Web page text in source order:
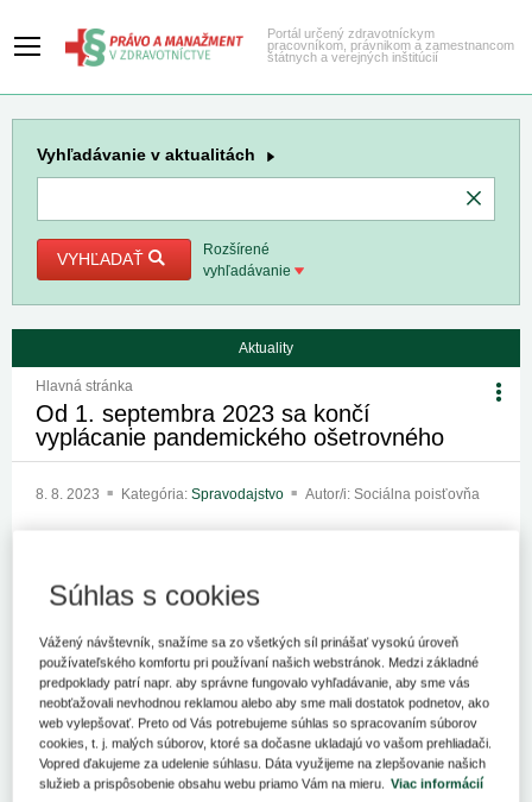
Portál určený zdravotníckym
pracovníkom, právnikom a zamestnancom
štátnych a verejných inštitúcií
Vyhľadávanie v aktualitách
VYHĽADAŤ
Rozšírené
vyhľadávanie
Aktuality
Hlavná stránka
Od 1. septembra 2023 sa končí
vyplácanie pandemického ošetrovného
8. 8. 2023 Kategória: Spravodajstvo Autor/i: Sociálna poisťovňa
prestane túto dávku vyplácať. Zrušenie pandemického
ošetrovného znamená, že od 1. septembra 2023 bude Sociálna
alebo starostlivosti o dieťa v rozsahu maximálne 14 dní pri
jednej potrebe ošetrovania/starostlivosti. Pri každej potrebe
ošetrovania/starostlivosti sa bude nanovo posudzovať nárok
na dávku, čiže sa ruší reťazenie ošetrovného uplatňované pri
pandemickom ošetrovnom.
Súčasne sa užnebudúpoužívať tlačiváŽiadosť o ošetrovné
Súhlas s cookies
Vážený návštevník, snažíme sa zo všetkých síl prinášať vysokú úroveň
používateľského komfortu pri používaní našich webstránok. Medzi základné
predpoklady patrí napr. aby správne fungovalo vyhľadávanie, aby sme vás
neobťažovali nevhodnou reklamou alebo aby sme mali dostatok podnetov, ako
web vylepšovať. Preto od Vás potrebujeme súhlas so spracovaním súborov
cookies, t. j. malých súborov, ktoré sa dočasne ukladajú vo vašom prehliadači.
Vopred ďakujeme za udelenie súhlasu. Dáta využijeme na zlepšovanie našich
služieb a prispôsobenie obsahu webu priamo Vám na mieru. Viac informácií